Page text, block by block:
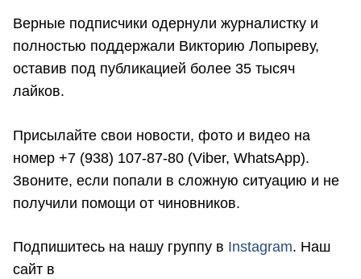
Верные подписчики одернули журналистку и
полностью поддержали Викторию Лопыреву,
оставив под публикацией более 35 тысяч
лайков.
Присылайте свои новости, фото и видео на
номер +7 (938) 107-87-80 (Viber, WhatsApp).
Звоните, если попали в сложную ситуацию и не
получили помощи от чиновников.
Подпишитесь на нашу группу в Instagram. Наш
сайт в